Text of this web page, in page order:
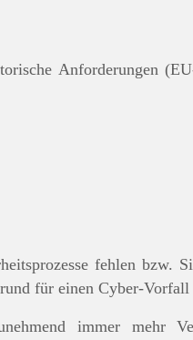
Anforderungen
fehlen bzw.
für einen Cyber-Vorfall
immer mehr